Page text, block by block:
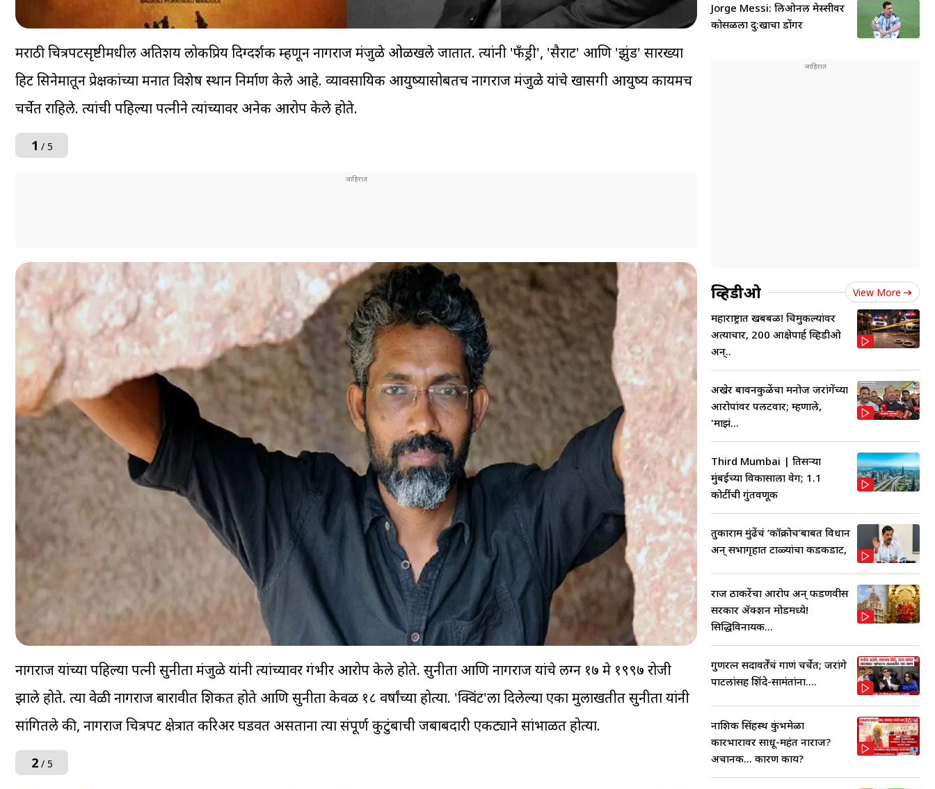
मराठी चित्रपटसृष्टीमधील अतिशय लोकप्रिय दिग्दर्शक म्हणून नागराज मंजुळे ओळखले जातात. त्यांनी 'फँड्री', 'सैराट' आणि 'झुंड' सारख्या
हिट सिनेमातून प्रेक्षकांच्या मनात विशेष स्थान निर्माण केले आहे. व्यावसायिक आयुष्यासोबतच नागराज मंजुळे यांचे खासगी आयुष्य कायमच
चर्चेत राहिले. त्यांची पहिल्या पत्नीने त्यांच्यावर अनेक आरोप केले होते.
1 / 5
नागराज यांच्या पहिल्या पत्नी सुनीता मंजुळे यांनी त्यांच्यावर गंभीर आरोप केले होते. सुनीता आणि नागराज यांचे लग्न १७ मे १९९७ रोजी
झाले होते. त्या वेळी नागराज बारावीत शिकत होते आणि सुनीता केवळ १८ वर्षांच्या होत्या. 'क्विंट'ला दिलेल्या एका मुलाखतीत सुनीता यांनी
सांगितले की, नागराज चित्रपट क्षेत्रात करिअर घडवत असताना त्या संपूर्ण कुटुंबाची जबाबदारी एकट्याने सांभाळत होत्या.
2/ 5
Jorge Messi: लिओनल मेस्सीवर
कोसळला दु:खाचा डोंगर
व्हिडीओ View More
महाराष्ट्रात खबबळ! चिमुकल्यांवर
अत्याचार, 200 आक्षेपार्ह व्हिडीओ
अन्..
अखेर बावनकुळेंचा मनोज जरांगेंच्या
आरोपांवर पलटवार; म्हणाले,
'माझं...
Third Mumbai | तिसऱ्या
मुंबईच्या विकासाला वेग; 1.1
कोटींची गुंतवणूक
तुकाराम मुंढेंचं ‘कॉक्रोच’बाबत विधान
अन् सभागृहात टाळ्यांचा कडकडाट,
राज ठाकरेंचा आरोप अन् फडणवीस
सरकार ॲक्शन मोडमध्ये!
सिद्धिविनायक...
गुणरत्न सदावर्तेंचं गाणं चर्चेत; जरांगे
पाटलांसह शिंदे-सामंतांना....
नाशिक सिंहस्थ कुंभमेळा
कारभारावर साधू-महंत नाराज?
अचानक... कारण काय?